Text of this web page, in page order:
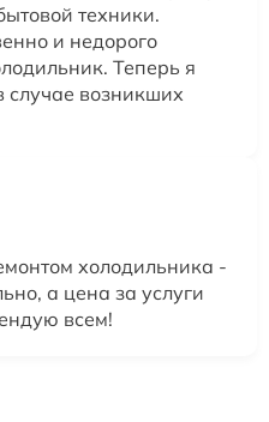
техники.
и недорого
Теперь я
случае возникших
холодильника -
а цена за услуги
всем!